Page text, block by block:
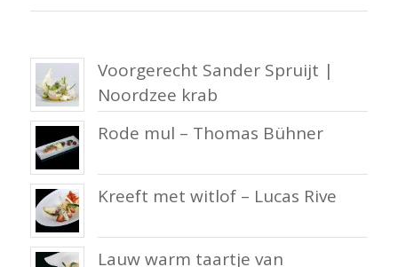
Voorgerecht Sander Spruijt |
Noordzee krab
Rode mul – Thomas Bühner
Kreeft met witlof – Lucas Rive
Lauw warm taartje van